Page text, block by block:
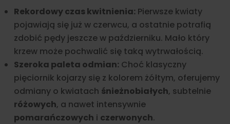
Rekordowy czas kwitnienia: Pierwsze kwiaty
pojawiają się już w czerwcu, a ostatnie potrafią
zdobić pędy jeszcze w październiku. Mało który
krzew może pochwalić się taką wytrwałością.
Szeroka paleta odmian: Choć klasyczny
pięciornik kojarzy się z kolorem żółtym, oferujemy
odmiany o kwiatach śnieżnobiałych, subtelnie
różowych, a nawet intensywnie
pomarańczowych i czerwonych.